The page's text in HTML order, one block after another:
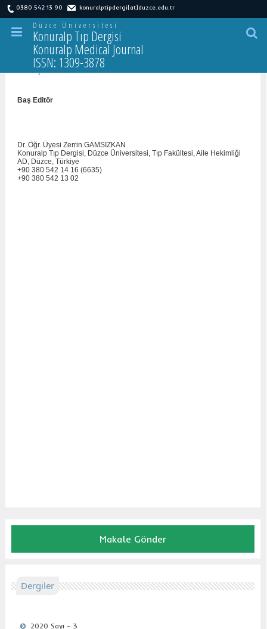
0380 542 13 90 konuralptipdergi[at]duzce.edu.tr
Düzce Üniversitesi
Konuralp Tıp Dergisi
Konuralp Medical Journal
ISSN: 1309-3878
letişim
Baş Editör
Dr. Öğr. Üyesi Zerrin GAMSIZKAN
Konuralp Tıp Dergisi, Düzce Üniversitesi, Tıp Fakültesi, Aile Hekimliği
AD, Düzce, Türkiye
+90 380 542 14 16 (6635)
+90 380 542 13 02
Makale Gönder
Dergiler
2020 Sayı - 3